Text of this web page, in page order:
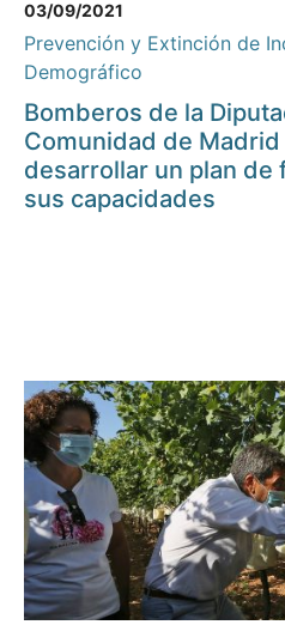
03/09/2021
Prevención y Extinción de
Demográfico
Bomberos de la
Comunidad de Madrid
desarrollar un plan de
sus capacidades